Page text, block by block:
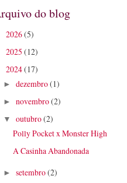
do blog
2026(5)
2025 (12)
2024(17)
► dezembro(1)
► novembro(2)
▼ outubro(2)
Polly Pocket x Monster High
A Casinha Abandonada
► setembro(2)